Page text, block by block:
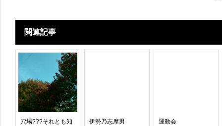
関連記事
穴場???それとも知
伊勢乃志摩男 運動会